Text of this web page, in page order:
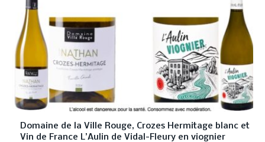
Domaine de la Ville Rouge, Crozes Hermitage blanc et
Vin de France L’Aulin de Vidal-Fleury en viognier